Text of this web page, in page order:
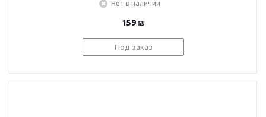
Нет в наличии
159 ₪
Под заказ